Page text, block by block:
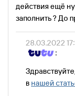
действия ещё
заполнить ? До
28.03.2022
:
в нашей